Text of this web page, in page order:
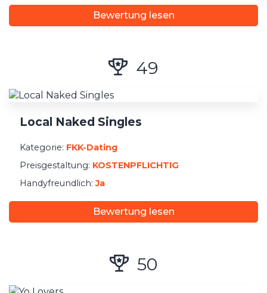
Bewertung lesen
49
Local Naked Singles
Kategorie: FKK-Dating
Preisgestaltung: KOSTENPFLICHTIG
Handyfreundlich:Ja
Bewertung lesen
50